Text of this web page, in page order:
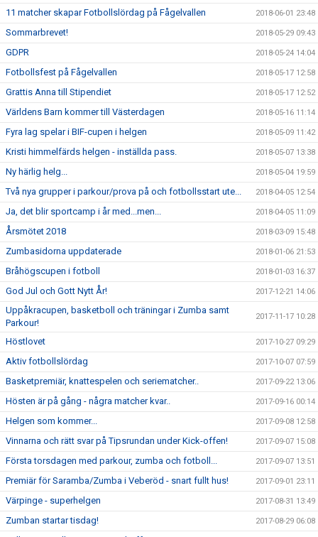
11 matcher skapar Fotbollslördag på Fågelvallen 2018-06-01 23:48
Sommarbrevet! 2018-05-29 09:43
GDPR 2018-05-24 14:04
Fotbollsfest på Fågelvallen 2018-05-17 12:58
Grattis Anna till Stipendiet 2018-05-17 12:52
Världens Barn kommer till Västerdagen 2018-05-16 11:14
Fyra lag spelar i BIF-cupen i helgen 2018-05-09 11:42
Kristi himmelfärds helgen - inställda pass. 2018-05-07 13:38
Ny härlig helg... 2018-05-04 19:59
Två nya grupper i parkour/prova på och fotbollsstart ute... 2018-04-05 12:54
Ja, det blir sportcamp i år med...men... 2018-04-05 11:09
Årsmötet 2018 2018-03-09 15:48
Zumbasidorna uppdaterade 2018-01-06 21:53
Bråhögscupen i fotboll 2018-01-03 16:37
God Jul och Gott Nytt År! 2017-12-21 14:06
Uppåkracupen, basketboll och träningar i Zumba samt
Parkour!
2017-11-17 10:28
Höstlovet 2017-10-27 09:29
Aktiv fotbollslördag 2017-10-07 07:59
Basketpremiär, knattespelen och seriematcher.. 2017-09-22 13:06
Hösten är på gång - några matcher kvar.. 2017-09-16 00:14
Helgen som kommer... 2017-09-08 12:58
Vinnarna och rätt svar på Tipsrundan under Kick-offen! 2017-09-07 15:08
Första torsdagen med parkour, zumba och fotboll... 2017-09-07 13:51
Premiär för Saramba/Zumba i Veberöd - snart fullt hus! 2017-09-01 23:11
Värpinge - superhelgen 2017-08-31 13:49
Zumban startar tisdag! 2017-08-29 06:08